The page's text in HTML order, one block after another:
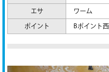
エサ ワーム
ポイント Bポイント西